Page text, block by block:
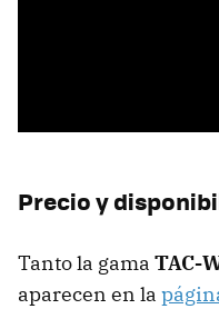
Precio y
Tanto la gama TAC-
aparecen en la